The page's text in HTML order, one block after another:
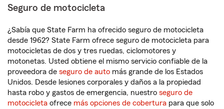
Seguro de motocicleta
¿Sabía que State Farm ha ofrecido seguro de motocicleta
desde 1962? State Farm ofrece seguro de motocicleta para
motocicletas de dos y tres ruedas, ciclomotores y
motonetas. Usted obtiene el mismo servicio confiable de la
proveedora de seguro de auto más grande de los Estados
Unidos. Desde lesiones corporales y daños a la propiedad
hasta robo y gastos de emergencia, nuestro seguro de
motocicleta ofrece más opciones de cobertura para que solo